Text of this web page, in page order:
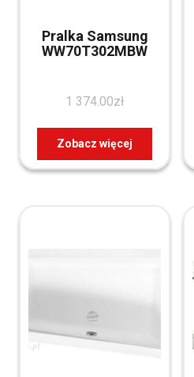
Pralka Samsung
WW70T302MBW
1 374.00zł
Zobacz więcej